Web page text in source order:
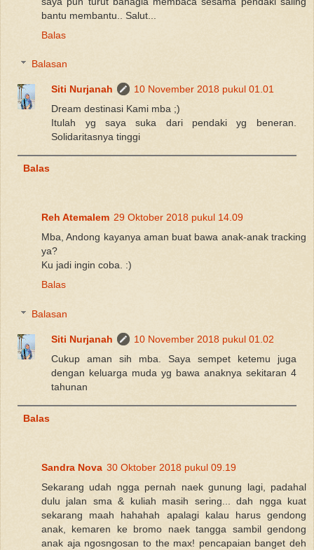
bantu membantu.. Salut...
Balas
Balasan
Siti Nurjanah
10 November 2018 pukul 01.01
Dream destinasi Kami mba ;)
Itulah yg saya suka dari pendaki yg beneran.
Solidaritasnya tinggi
Balas
Reh Atemalem 29 Oktober 2018 pukul 14.09
Mba, Andong kayanya aman buat bawa anak-anak tracking
ya?
Ku jadi ingin coba. :)
Balas
Balasan
Siti Nurjanah
10 November 2018 pukul 01.02
Cukup aman sih mba. Saya sempet ketemu juga
dengan keluarga muda yg bawa anaknya sekitaran 4
tahunan
Balas
Sandra Nova 30 Oktober 2018 pukul 09.19
Sekarang udah ngga pernah naek gunung lagi, padahal
dulu jalan sma & kuliah masih sering... dah ngga kuat
sekarang maah hahahah apalagi kalau harus gendong
anak, kemaren ke bromo naek tangga sambil gendong
anak aja ngosngosan to the max! pencapaian banget deh